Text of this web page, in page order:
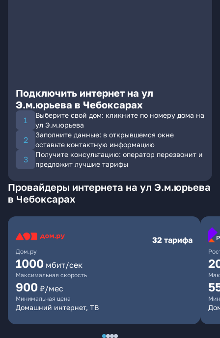
Подключить интернет на ул
Э.м.юрьева в Чебоксарах
Выберите свой дом: кликните по номеру дома на
ул Э.м.юрьева
Заполните данные: в открывшемся окне
оставьте контактную информацию
Получите консультацию: оператор перезвонит и
предложит лучшие тарифы
Провайдеры интернета на ул Э.м.юрьева
в Чебоксарах
Дом.ру
32 тарифа
1000 мбит/сек
Максимальная скорость
900 ₽/мес
Минимальная цена
Домашний интернет, ТВ